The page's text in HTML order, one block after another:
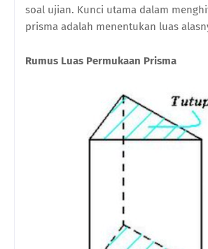
soal ujian. Kunci utama dalam
prisma adalah menentukan luas
Rumus Luas Permukaan Prisma